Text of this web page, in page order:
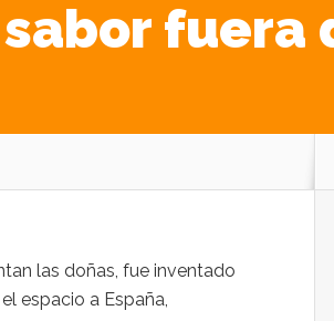
sabor
las doñas, fue inventado
espacio a España,